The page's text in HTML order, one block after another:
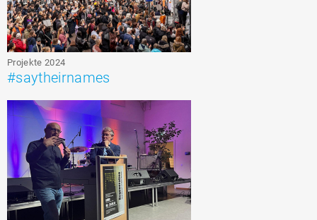
Projekte 2024
#saytheirnames